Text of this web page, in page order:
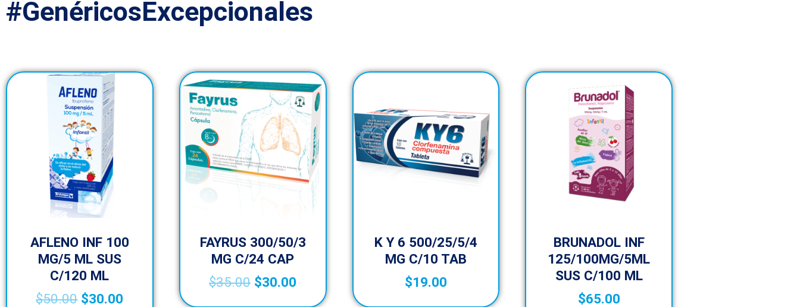
#GenéricosExcepcionales
AFLENO INF 100
MG/5 ML SUS
C/120 ML
$50.00 $30.00
FAYRUS 300/50/3
MG C/24 CAP
$35.00 $30.00
K Y 6 500/25/5/4
MG C/10 TAB
$19.00
BRUNADOL INF
125/100MG/5ML
SUS C/100 ML
$65.00